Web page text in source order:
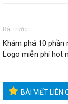
Bài trước
Khám phá 10 phần
Logo miễn phí hot
BÀI VIẾT LIÊN